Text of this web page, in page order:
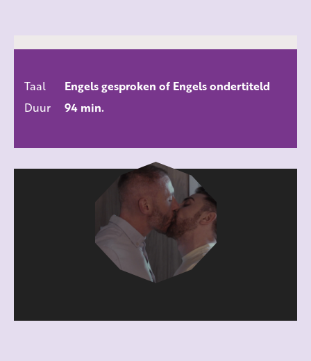
ALLE FILMS
Taal
Engels gesproken of Engels ondertiteld
Duur
94 min.